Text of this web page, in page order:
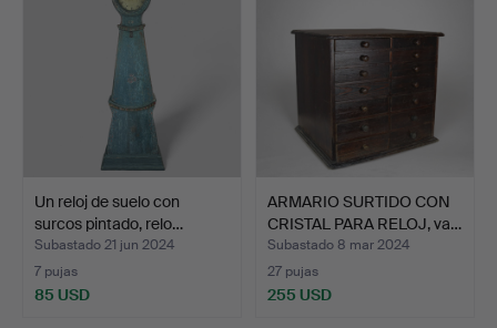
Un reloj de suelo con
surcos pintado, relo…
Subastado 21 jun 2024
7 pujas
85 USD
ARMARIO SURTIDO CON
CRISTAL PARA RELOJ, va…
Subastado 8 mar 2024
27 pujas
255 USD